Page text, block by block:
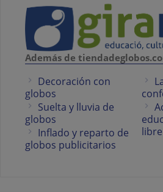
Además de
Decoración con
globos
Suelta y lluvia de
globos
Inflado y reparto de
globos publicitarios
libre